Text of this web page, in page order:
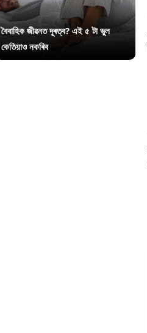
বৈবাহিক জীৱনত দূৰত্ব? এই ৫ টা ভুল
কেতিয়াও নকৰিব